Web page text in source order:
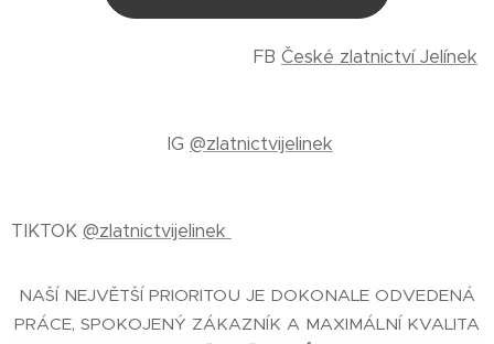
FB České zlatnictví Jelínek
IG @zlatnictvijelinek
TIKTOK @zlatnictvijelinek
NAŠÍ NEJVĚTŠÍ PRIORITOU JE DOKONALE ODVEDENÁ
PRÁCE, SPOKOJENÝ ZÁKAZNÍK A MAXIMÁLNÍ KVALITA